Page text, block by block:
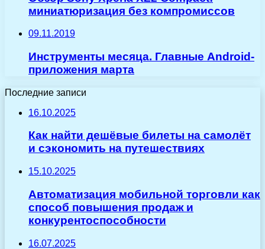
миниатюризация без компромиссов
09.11.2019
Инструменты месяца. Главные Android-
приложения марта
Последние записи
16.10.2025
Как найти дешёвые билеты на самолёт
и сэкономить на путешествиях
15.10.2025
Автоматизация мобильной торговли как
способ повышения продаж и
конкурентоспособности
16.07.2025